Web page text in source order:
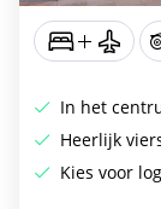
In het
Heerlijk
Kies voor